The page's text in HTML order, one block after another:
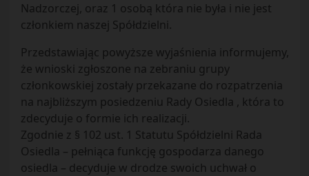
Nadzorczej, oraz 1 osobą która nie była i nie jest
członkiem naszej Spółdzielni.
Przedstawiając powyższe wyjaśnienia informujemy,
że wnioski zgłoszone na zebraniu grupy
członkowskiej zostały przekazane do rozpatrzenia
na najbliższym posiedzeniu Rady Osiedla , która to
zdecyduje o formie ich realizacji.
Zgodnie z § 102 ust. 1 Statutu Spółdzielni Rada
Osiedla – pełniąca funkcję gospodarza danego
osiedla – decyduje w drodze swoich uchwał o